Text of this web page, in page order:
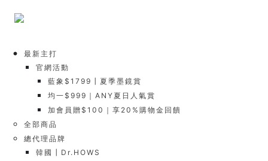
最新主打
官網活動
藍象$1799┃夏季墨鏡賞
均一$999｜ANY夏日人氣賞
加會員贈$100｜享20%購物金回饋
全部商品
總代理品牌
韓國┃Dr.HOWS